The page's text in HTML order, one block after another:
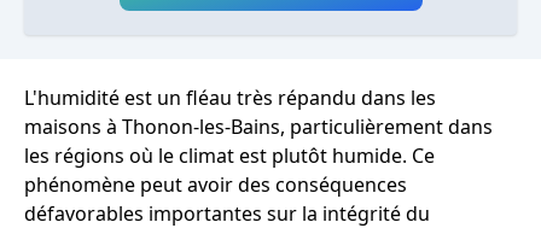
L'humidité est un fléau très répandu dans les
maisons à Thonon-les-Bains, particulièrement dans
les régions où le climat est plutôt humide. Ce
phénomène peut avoir des conséquences
défavorables importantes sur la intégrité du